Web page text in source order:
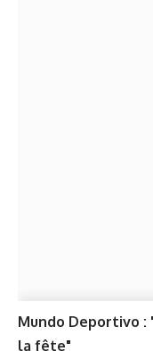
Mundo Deportivo :
la fête"